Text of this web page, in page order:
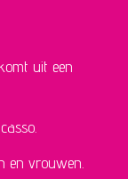
uit een
en vrouwen.